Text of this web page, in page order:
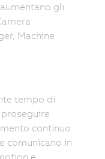
gli
Machine
tempo di
continuo
comunicano in
e